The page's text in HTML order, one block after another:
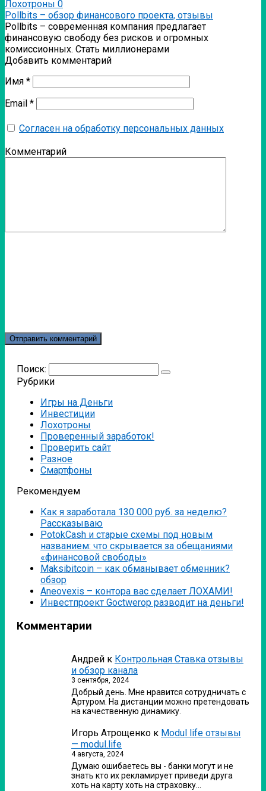
Лохотроны 0
Pollbits – обзор финансового проекта, отзывы
Pollbits – современная компания предлагает
финансовую свободу без рисков и огромных
комиссионных. Стать миллионерами
Добавить комментарий
Имя *
Email *
Согласен на обработку персональных данных
Комментарий
Поиск:
Рубрики
Игры на Деньги
Инвестиции
Лохотроны
Проверенный заработок!
Проверить сайт
Разное
Смартфоны
Рекомендуем
Как я заработала 130 000 руб. за неделю?
Рассказываю
PotokCash и старые схемы под новым
названием: что скрывается за обещаниями
«финансовой свободы»
Мaksibitcoin – как обманывает обменник?
обзор
Аneovexis – контора вас сделает ЛОХАМИ!
Инвестпроект Goctwerop разводит на деньги!
Комментарии
Андрей к Контрольная Ставка отзывы
и обзор канала
3 сентября, 2024
Добрый день. Мне нравится сотрудничать с
Артуром. На дистанции можно претендовать
на качественную динамику.
Игорь Атрощенко к Modul life отзывы
— modul.life
4 августа, 2024
Думаю ошибаетесь вы - банки могут и не
знать кто их рекламирует приведи друга
хоть на карту хоть на страховку…